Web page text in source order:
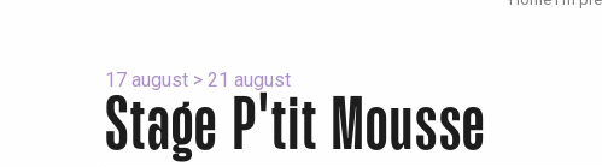
17 august > 21 august
Stage P'tit Mousse